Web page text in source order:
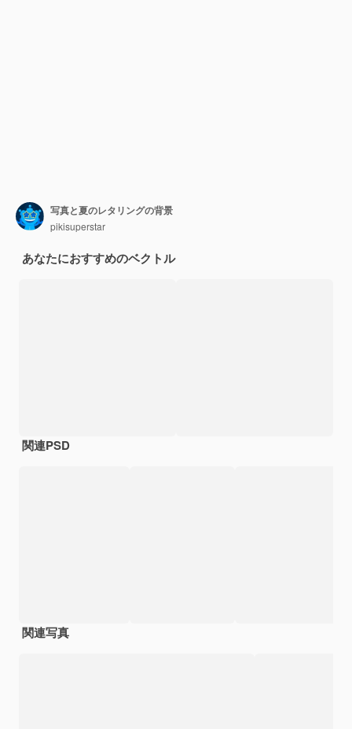
写真と夏のレタリングの背景
pikisuperstar
あなたにおすすめのベクトル
関連PSD
関連写真